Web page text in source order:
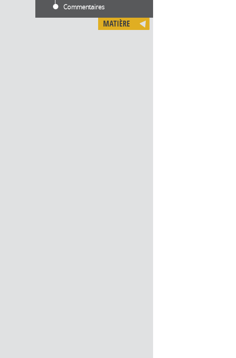
Commentaires
MATIÈRE